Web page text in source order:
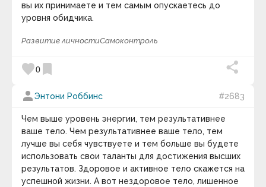
вы их принимаете и тем самым опускаетесь до
уровня обидчика.
Развитие личностиСамоконтроль
favorite0 bookmark
personЭнтони Роббинс #2683
Чем выше уровень энергии, тем результативнее
ваше тело. Чем результативнее ваше тело, тем
лучше вы себя чувствуете и тем больше вы будете
использовать свои таланты для достижения высших
результатов. Здоровое и активное тело скажется на
успешной жизни. А вот нездоровое тело, лишенное